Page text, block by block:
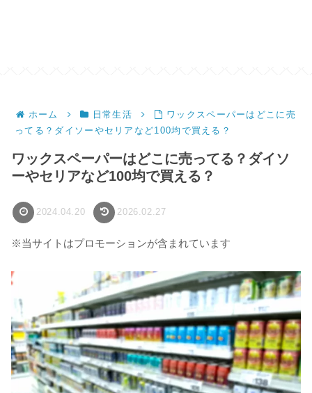
ホーム 日常生活
ワックスペーパーはどこに売
ってる？ダイソーやセリアなど100均で買える？
ワックスペーパーはどこに売ってる？ダイソ
ーやセリアなど100均で買える？
2024.04.20 2026.02.27
※当サイトはプロモーションが含まれています